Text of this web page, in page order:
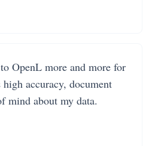
OpenL more and more for
accuracy, document
mind about my data.